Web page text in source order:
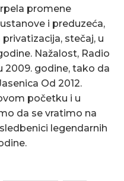
promene
i preduzeća,
stečaj, u
Nažalost, Radio
2009. godine, tako da
Od 2012.
početku i u
da se vratimo na
legendarnih